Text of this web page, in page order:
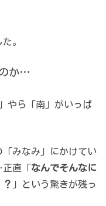
。
か…
やら「南」がいっぱ
みなみ」にかけてい
直「 なんでそんなに
」という驚きが残っ